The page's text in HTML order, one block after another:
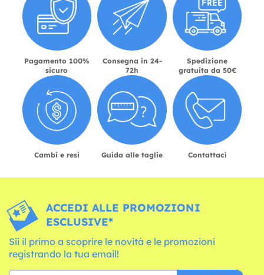
Pagamento 100%
sicuro
Consegna in 24-
72h
Spedizione
gratuita da 50€
Cambi e resi Guida alle taglie Contattaci
ACCEDI ALLE PROMOZIONI
ESCLUSIVE*
Sii il primo a scoprire le novità e le promozioni
registrando la tua email!